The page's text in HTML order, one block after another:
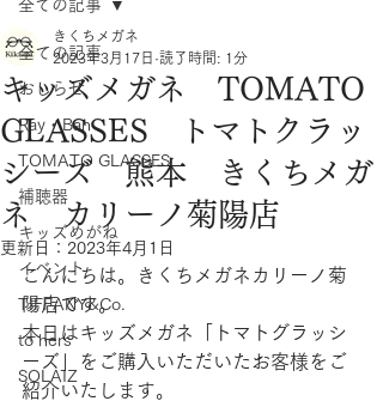
全ての記事
おしらせ
Ray・Ban
TOMATO GLASSES
補聴器
キッズめがね
イベント
TIFFANY&Co.
to hers
SOLAIZ
全ての記事
キッズメガネ TOMATO
GLASSES トマトクラッ
シーズ 熊本 きくちメガ
ネ カリーノ菊陽店
きくちメガネ
2023年3月17日 読了時間: 1分
更新日： 2023年4月1日
こんにちは。きくちメガネカリーノ菊
陽店です。
本日はキッズメガネ「トマトグラッシ
ーズ」をご購入いただいたお客様をご
紹介いたします。